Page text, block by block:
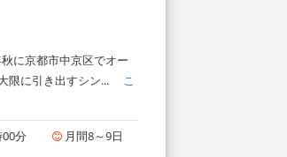
に京都市中京区でオー
限に引き出すシン... こ
分 月間8～9日